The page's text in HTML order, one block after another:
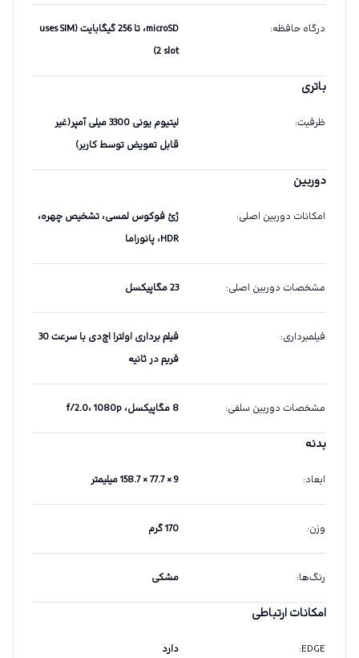
درگاه حافظه:
microSD، تا 256 گیگابایت (uses SIM
2 slot)
باتری
ظرفیت:
لیتیوم یونی 3300 میلی آمپر(غیر
قابل تعویض توسط کاربر)
دوربین
امکانات دوربین اصلی:
ژئ فوکوس لمسی، تشخیص چهره،
HDR، پانوراما
مشخصات دوربین اصلی: 23 مگاپیکسل
فیلمبرداری:
فیلم برداری اولترا اچ‌دی با سرعت 30
فریم در ثانیه
مشخصات دوربین سلفی: 8 مگاپیکسل، f/2.0، 1080p
بدنه
ابعاد: 9 × 77.7 × 158.7 میلیمتر
وزن: 170 گرم
رنگ‌ها: مشکی
امکانات ارتباطی
EDGE
: دارد